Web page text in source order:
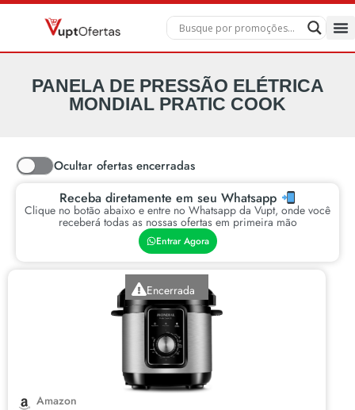
PANELA DE PRESSÃO ELÉTRICA
MONDIAL PRATIC COOK
Ocultar ofertas encerradas
Receba diretamente em seu Whatsapp
Clique no botão abaixo e entre no Whatsapp da Vupt, onde você
receberá todas as nossas ofertas em primeira mão
Entrar Agora
Encerrada
Amazon